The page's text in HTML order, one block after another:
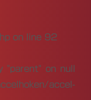
on line 92
on null
accel-